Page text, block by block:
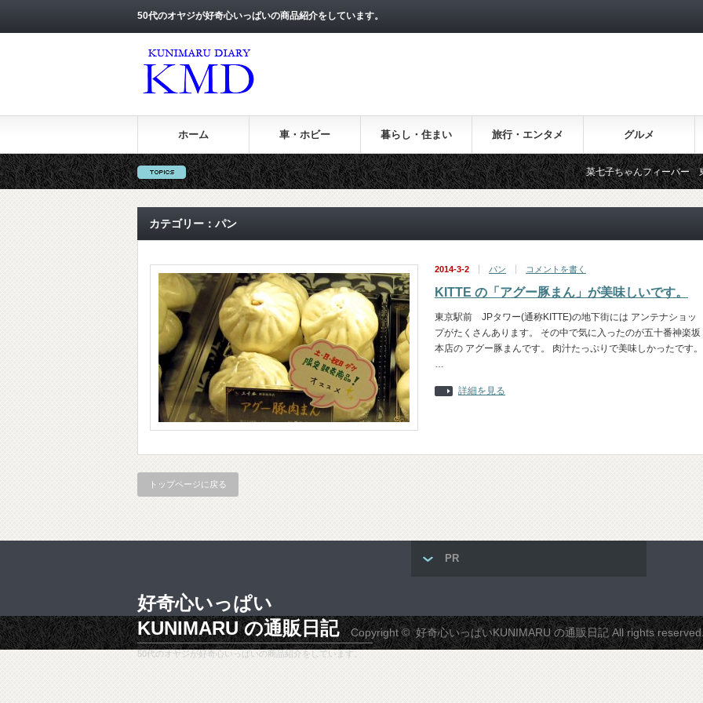
50代のオヤジが好奇心いっぱいの商品紹介をしています。
ホーム 車・ホビー 暮らし・住まい 旅行・エンタメ グルメ
菜七子ちゃんフィーバー 東京
カテゴリー：パン
2014-3-2 パン コメントを書く
KITTE の「アグー豚まん」が美味しいです。
東京駅前 JPタワー(通称KITTE)の地下街には アンテナショッ
プがたくさんあります。 その中で気に入ったのが五十番神楽坂
本店の アグー豚まんです。 肉汁たっぷりで美味しかったです。
…
詳細を見る
トップページに戻る
PR
好奇心いっぱい
KUNIMARU の通販日記
50代のオヤジが好奇心いっぱいの商品紹介をしています。
Copyright ©好奇心いっぱいKUNIMARU の通販日記All rights